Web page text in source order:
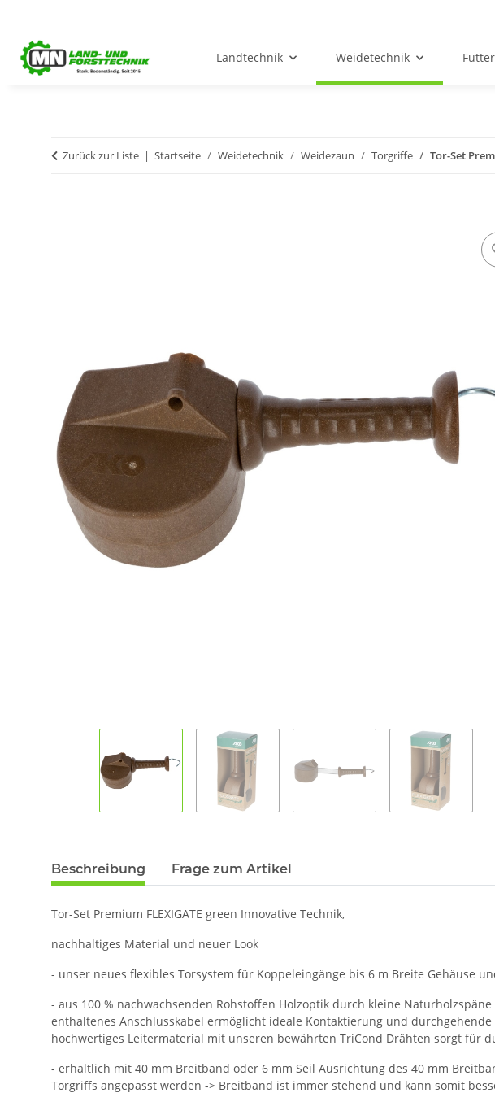
Landtechnik Weidetechnik
Zurück zur Liste Startseite Weidetechnik Weidezaun Torgriffe Tor-Set
Beschreibung Frage zum Artikel
Tor-Set Premium FLEXIGATE green Innovative Technik,
nachhaltiges Material und neuer Look
- unser neues flexibles Torsystem für Koppeleingänge bis 6 m Breite Gehäuse
- aus 100 % nachwachsenden Rohstoffen Holzoptik durch kleine
enthaltenes Anschlusskabel ermöglicht ideale Kontaktierung und
hochwertiges Leitermaterial mit unseren bewährten TriCond Drähten sorgt für
- erhältlich mit 40 mm Breitband oder 6 mm Seil Ausrichtung des 40 mm
Torgriffs angepasst werden -> Breitband ist immer stehend und kann somit